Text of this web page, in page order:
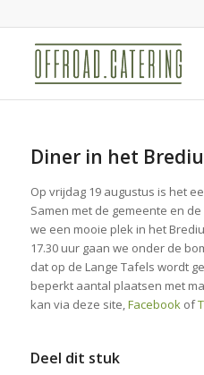
Diner in het
Op vrijdag 19 augustus is het
Samen met de gemeente en
we een mooie plek in het
17.30 uur gaan we onder de
dat op de Lange Tafels wordt
beperkt aantal plaatsen met
kan via deze site,Facebook of
Deel dit stuk